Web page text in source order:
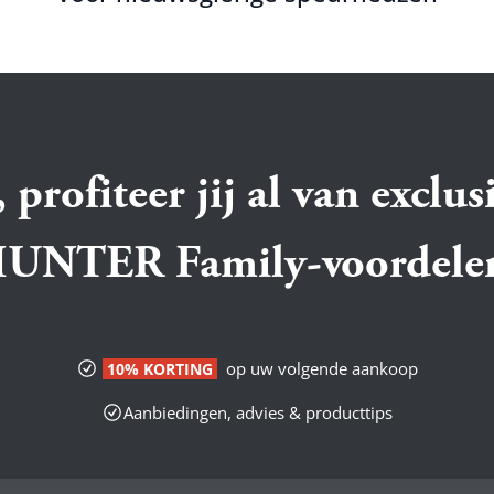
profiteer jij al van
Family-
10% KORTING
op uw volgende aankoop
Aanbiedingen, advies & producttips